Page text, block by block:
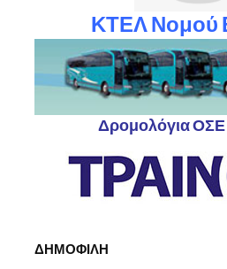
ΚΤΕΛ Νομού
Δρομολόγια ΟΣΕ
ΔΗΜΟΦΙΛΗ